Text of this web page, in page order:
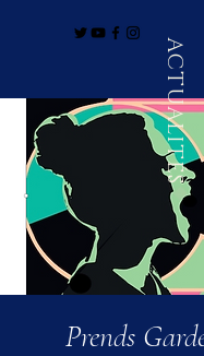
ACTUALITÉS
Prends